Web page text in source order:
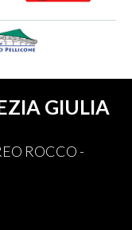
GIULIA
ROCCO -